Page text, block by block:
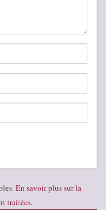
En savoir plus sur la
traitées.